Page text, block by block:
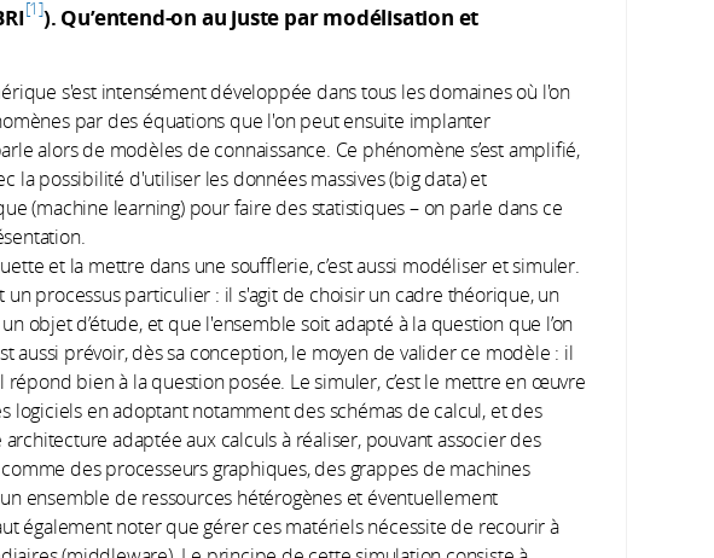
1 ). Qu’entend-on au juste par modélisation et
s'est intensément développée dans tous les domaines où l'on
par des équations que l'on peut ensuite implanter
alors de modèles de connaissance. Ce phénomène s’est amplifié,
la possibilité d'utiliser les données massives (big data) et
(machine learning) pour faire des statistiques – on parle dans ce
et la mettre dans une soufflerie, c’est aussi modéliser et simuler.
un processus particulier : il s'agit de choisir un cadre théorique, un
objet d’étude, et que l'ensemble soit adapté à la question que l’on
aussi prévoir, dès sa conception, le moyen de valider ce modèle : il
répond bien à la question posée. Le simuler, c’est le mettre en œuvre
logiciels en adoptant notamment des schémas de calcul, et des
adaptée aux calculs à réaliser, pouvant associer des
des processeurs graphiques, des grappes de machines
ensemble de ressources hétérogènes et éventuellement
également noter que gérer ces matériels nécessite de recourir à